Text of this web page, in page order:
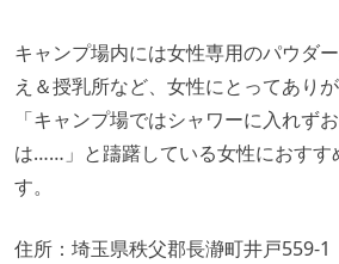
キャンプ場内には女性専用のパウダ
え＆授乳所など、女性にとってあり
「キャンプ場ではシャワーに入れず
は……」と躊躇している女性におすす
す。
住所：埼玉県秩父郡長瀞町井戸559-1